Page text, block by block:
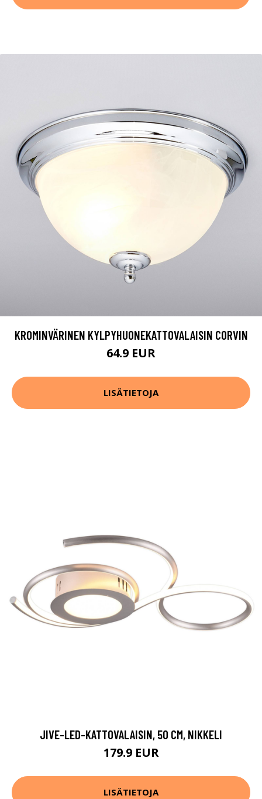
KROMINVÄRINEN KYLPYHUONEKATTOVALAISIN CORVIN
64.9 EUR
LISÄTIETOJA
JIVE-LED-KATTOVALAISIN, 50 CM, NIKKELI
179.9 EUR
LISÄTIETOJA